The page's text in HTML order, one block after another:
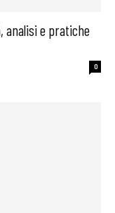
analisi e pratiche
0